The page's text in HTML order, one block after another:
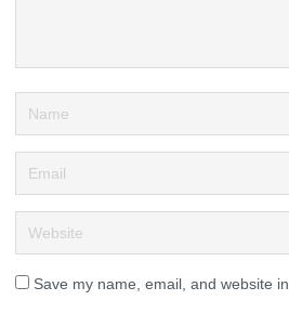
Save my name, email, and website